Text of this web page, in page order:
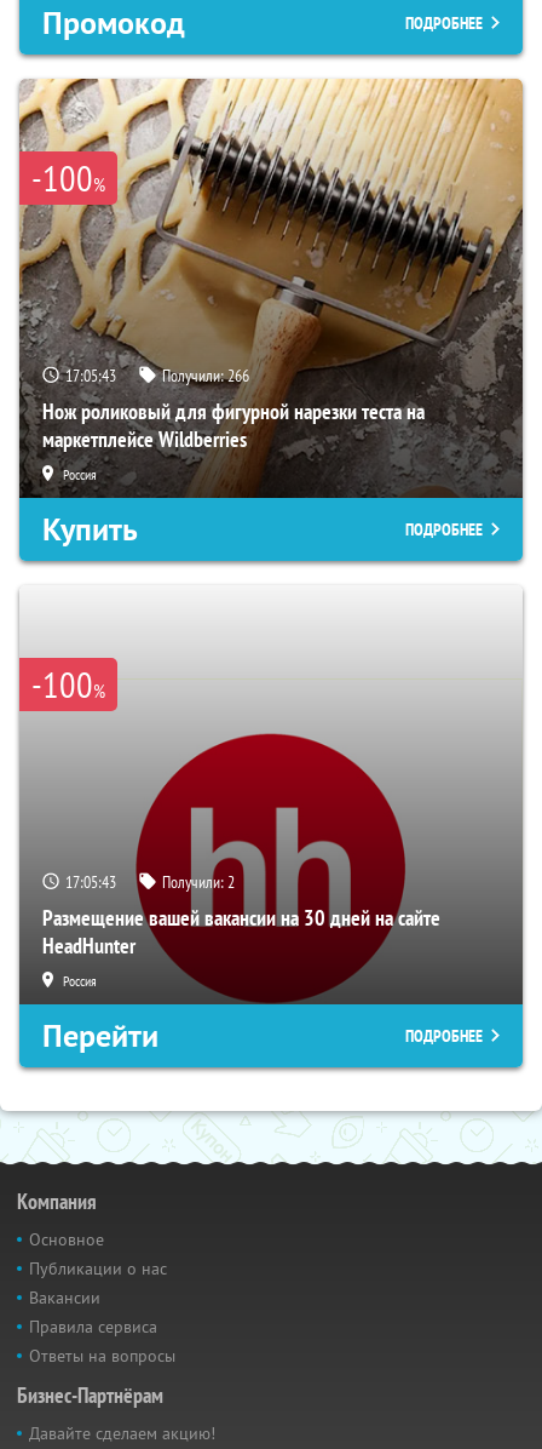
Промокод ПОДРОБНЕЕ
-100%
17:05:42 Получили:266
Нож роликовый для фигурной нарезки теста на
маркетплейсе Wildberries
Россия
Купить ПОДРОБНЕЕ
-100%
17:05:42 Получили:2
Размещение вашей вакансии на 30 дней на сайте
HeadHunter
Россия
Перейти ПОДРОБНЕЕ
Компания
Основное
Публикации о нас
Вакансии
Правила сервиса
Ответы на вопросы
Бизнес-Партнёрам
Давайте сделаем акцию!